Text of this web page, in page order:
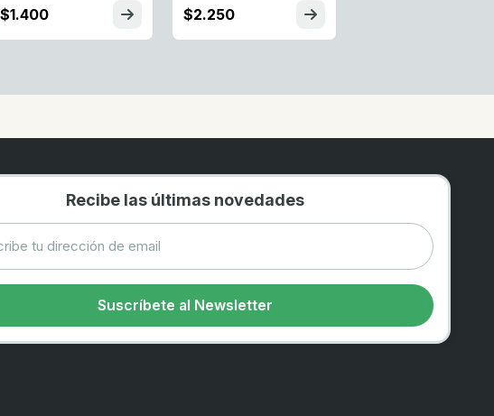
$1.400 $2.250
Recibe las últimas novedades
Suscríbete al Newsletter